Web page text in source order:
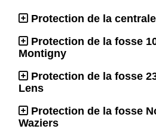
Protection de la
Protection de la fosse
Montigny
Protection de la fosse
Lens
Protection de la fosse
Waziers